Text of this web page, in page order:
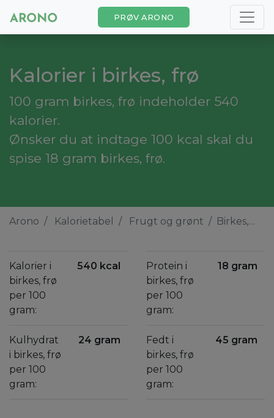
PRØV ARONO
Kalorier i birkes, frø
100 gram birkes, frø indeholder 540
kalorier.
Ønsker du at indtage 100 kcal skal du
spise 18 gram birkes, frø.
Arono Kalorietabel Frugt og grønt Birkes, frø
Kalorier i
birkes, frø
per 100
gram:
540 kcal
Kulhydrat
i birkes, frø
per 100
gram:
24 gram
Protein i
birkes, frø
per 100
gram:
18 gram
Fedt i
birkes, frø
per 100
gram:
45 gram